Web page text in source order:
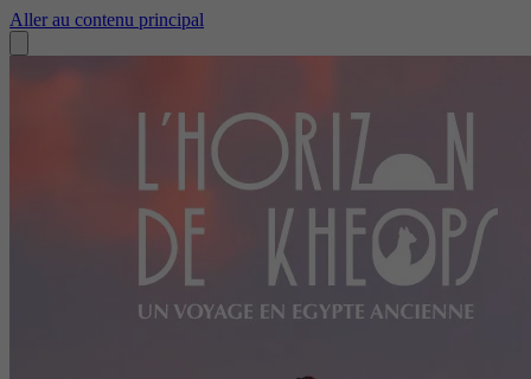
Aller au contenu principal